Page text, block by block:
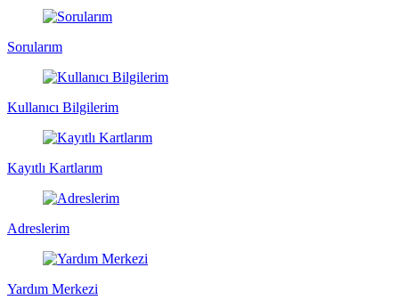
Sorularım
Kullanıcı Bilgilerim
Kayıtlı Kartlarım
Adreslerim
Yardım Merkezi